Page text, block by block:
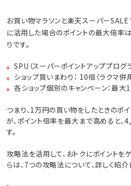
お買い物マラソンと楽天スーパー
に活用した場合のポイントの最大倍率
りです。
SPU（スーパーポイントアッププログ
ショップ買いまわり： 10倍（ラクマ併
各ショップ個別のキャンペーン：最大
つまり、1万円の買い物をしたときのポ
が、ポイント倍率を最大まで高めると、
す。
攻略法を活用して、おトクにポイントを
らは、7つの攻略法について、詳しく紹介